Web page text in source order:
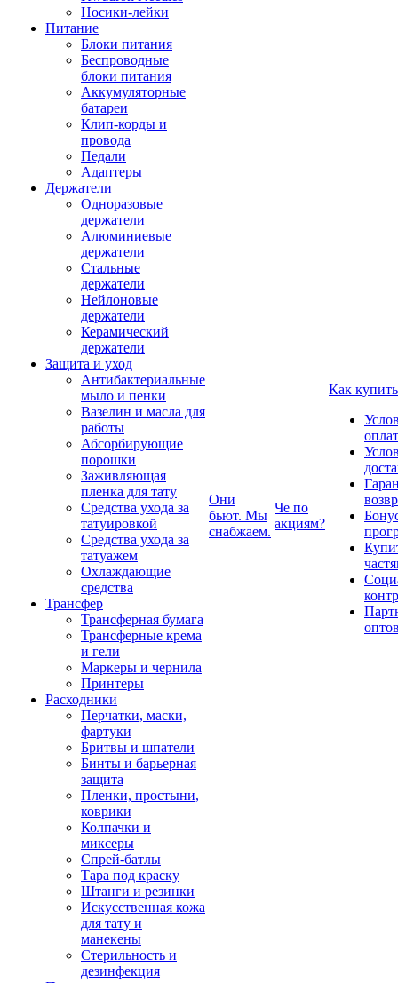
Носики-лейки
Питание
Блоки питания
Беспроводные
блоки питания
Аккумуляторные
батареи
Клип-корды и
провода
Педали
Адаптеры
Держатели
Одноразовые
держатели
Алюминиевые
держатели
Стальные
держатели
Нейлоновые
держатели
Керамический
держатели
Защита и уход
Антибактериальные
мыло и пенки
Вазелин и масла для
работы
Абсорбирующие
порошки
Заживляющая
пленка для тату
Средства ухода за
татуировкой
Средства ухода за
татуажем
Охлаждающие
средства
Трансфер
Трансферная бумага
Трансферные крема
и гели
Маркеры и чернила
Принтеры
Расходники
Перчатки, маски,
фартуки
Бритвы и шпатели
Бинты и барьерная
защита
Пленки, простыни,
коврики
Колпачки и
миксеры
Спрей-батлы
Тара под краску
Штанги и резинки
Искусственная кожа
для тату и
манекены
Стерильность и
дезинфекция
Они
бьют. Мы
снабжаем.
Че по
акциям?
Как купить